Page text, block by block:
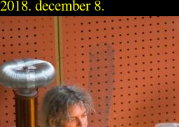
2018. december 8.